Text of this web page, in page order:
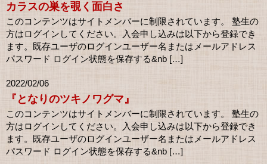
カラスの巣を覗く面白さ
このコンテンツはサイトメンバーに制限されています。 塾生の
方はログインしてください。入会申し込みは以下から登録でき
ます。既存ユーザのログインユーザー名またはメールアドレス
パスワード ログイン状態を保存する&nb […]
2022/02/06
『となりのツキノワグマ』
このコンテンツはサイトメンバーに制限されています。 塾生の
方はログインしてください。入会申し込みは以下から登録でき
ます。既存ユーザのログインユーザー名またはメールアドレス
パスワード ログイン状態を保存する&nb […]